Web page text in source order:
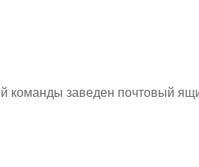
команды заведен почтовый